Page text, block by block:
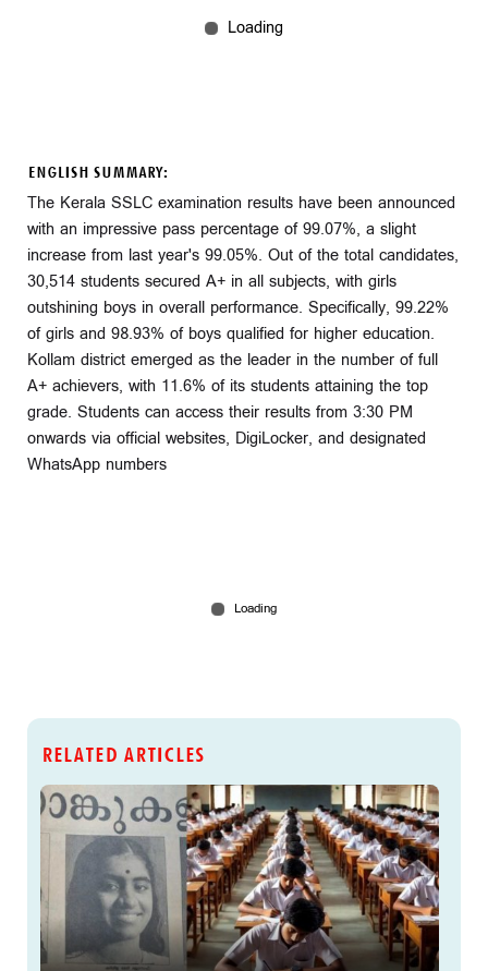
ENGLISH SUMMARY:
The Kerala SSLC examination results have been announced
with an impressive pass percentage of 99.07%, a slight
increase from last year's 99.05%. Out of the total candidates,
30,514 students secured A+ in all subjects, with girls
outshining boys in overall performance. Specifically, 99.22%
of girls and 98.93% of boys qualified for higher education.
Kollam district emerged as the leader in the number of full
A+ achievers, with 11.6% of its students attaining the top
grade. Students can access their results from 3:30 PM
onwards via official websites, DigiLocker, and designated
WhatsApp numbers
RELATED ARTICLES